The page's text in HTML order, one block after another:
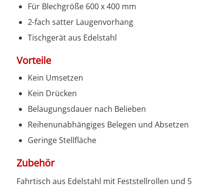
Für Blechgröße 600 x 400 mm
2-fach satter Laugenvorhang
Tischgerät aus Edelstahl
Vorteile
Kein Umsetzen
Kein Drücken
Belaugungsdauer nach Belieben
Reihenunabhängiges Belegen und Absetzen
Geringe Stellfläche
Zubehör
Fahrtisch aus Edelstahl mit Feststellrollen und 5